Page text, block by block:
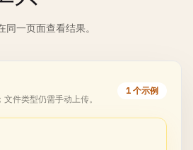
一页面查看结果。
件类型仍需手动上传。
1 个示例